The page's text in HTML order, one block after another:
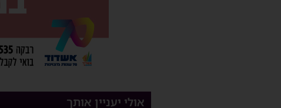
אולי יעניין אותך